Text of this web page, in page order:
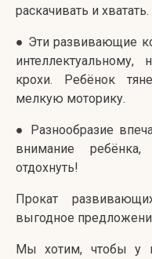
раскачивать и хватать.
● Эти развивающие
крохи. Ребёнок
мелкую моторику.
● Разнообразие
внимание
отдохнуть!
Прокат
выгодное
Мы хотим, чтобы у